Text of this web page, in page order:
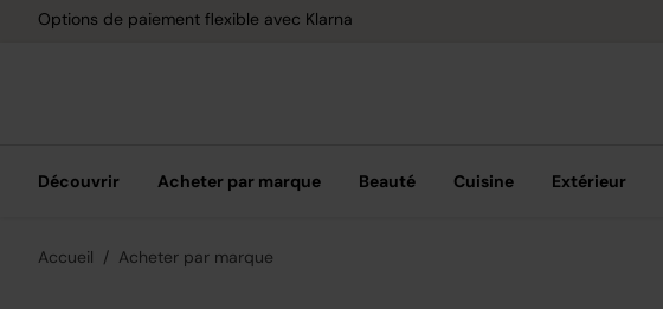
Options de paiement flexible avec Klarna
Découvrir Acheter par marque Beauté Cuisine Extérieur
Accueil Acheter par marque